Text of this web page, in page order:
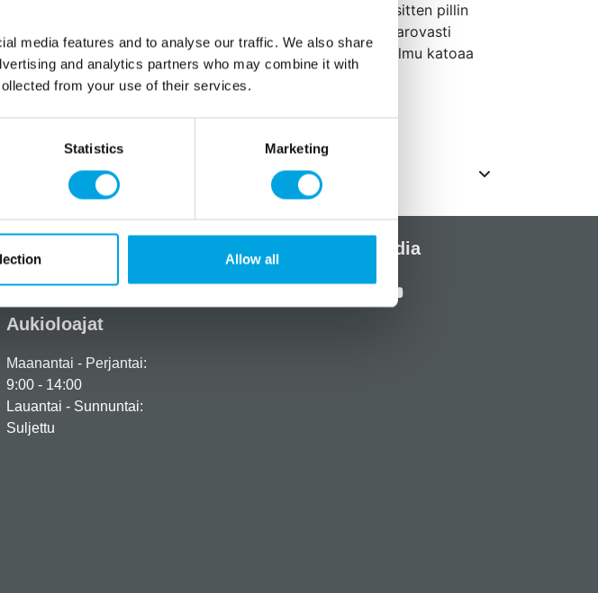
media features and to analyse our traffic. We also share
and analytics partners who may combine it with
from your use of their services.
Statistics Marketing
Allow all
Täyttö: Vedä muoviläpyskä irti, jotta valo syttyy. Puhalla sitten pillin
kautta pallo täyteen noin 25cm kokoiseksi. Irrota sitten varovasti
pilli jottei ilma karkaa pallosta. Solmi pallo normaalisti, solmu katoaa
pallon sisään.
Lisätiedot
+358 45 120 6627
Aukioloajat
Maanantai - Perjantai:
9:00 - 14:00
Lauantai - Sunnuntai:
Suljettu
Sosiaalinen media